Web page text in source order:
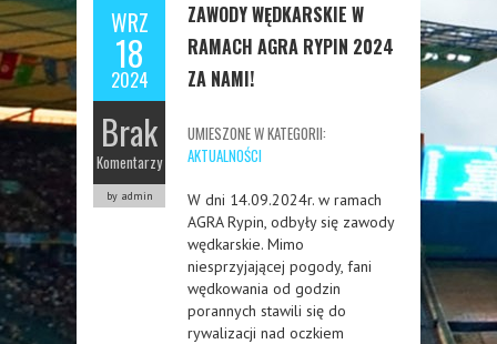
WRZ
18
2024
Brak
Komentarzy
by admin
ZAWODY WĘDKARSKIE W
RAMACH AGRA RYPIN 2024
ZA NAMI!
UMIESZONE W KATEGORII:
AKTUALNOŚCI
W dni 14.09.2024r. w ramach
AGRA Rypin, odbyły się zawody
wędkarskie. Mimo
niesprzyjającej pogody, fani
wędkowania od godzin
porannych stawili się do
rywalizacji nad oczkiem